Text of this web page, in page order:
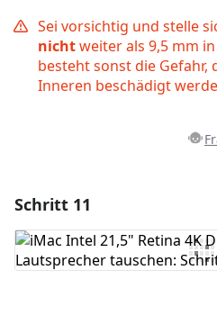
Sei vorsichtig und stelle
nichtweiter als 9,5 mm
besteht sonst die Gefahr,
Inneren beschädigt
Kommentar hinzufügen
Schritt 11